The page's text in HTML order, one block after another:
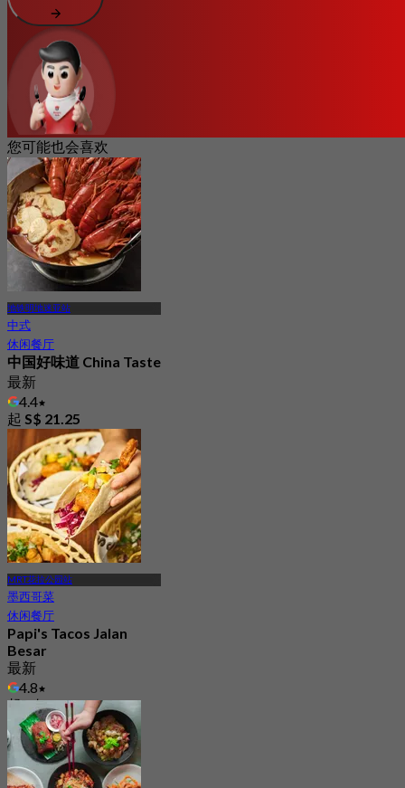
您可能也会喜欢
地铁明地迷亚站
中式
休闲餐厅
中国好味道 China Taste
最新
4.4
起 S$ 21.25
MRT花拉公园站
墨西哥菜
休闲餐厅
Papi's Tacos Jalan
Besar
最新
4.8
起S$ 25